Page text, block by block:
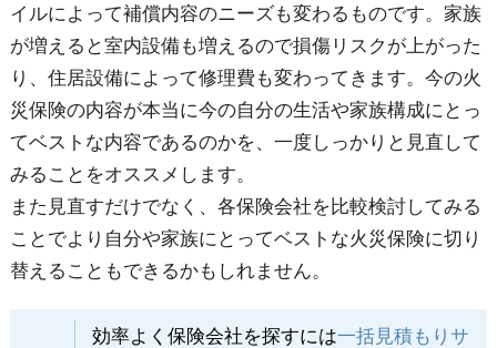
イルによって補償内容のニーズも変わるものです。家族
が増えると室内設備も増えるので損傷リスクが上がった
り、住居設備によって修理費も変わってきます。今の火
災保険の内容が本当に今の自分の生活や家族構成にとっ
てベストな内容であるのかを、一度しっかりと見直して
みることをオススメします。
また見直すだけでなく、各保険会社を比較検討してみる
ことでより自分や家族にとってベストな火災保険に切り
替えることもできるかもしれません。
効率よく保険会社を探すには一括見積もりサ